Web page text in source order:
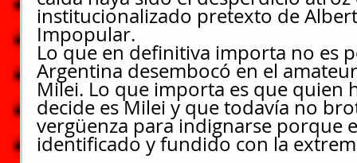
institucionalizado pretexto de
Impopular.
Lo que en definitiva importa no es
Argentina desembocó en el
Milei. Lo que importa es que quien
decide es Milei y que todavía no
vergüenza para indignarse porque
identificado y fundido con la